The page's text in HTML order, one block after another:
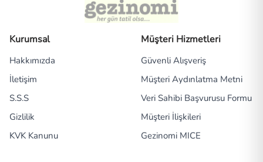
Kurumsal
Hakkımızda
İletişim
S.S.S
Gizlilik
KVK Kanunu
Müşteri Hizmetleri
Güvenli Alışveriş
Müşteri Aydınlatma Metni
Veri Sahibi Başvurusu Formu
Müşteri İlişkileri
Gezinomi MICE